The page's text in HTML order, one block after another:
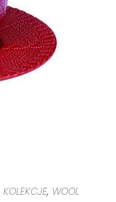
KOLEKCJE, WOOL